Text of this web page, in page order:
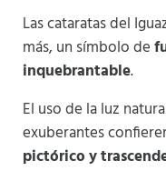
Las cataratas del
más, un símbolo de
inquebrantable.
El uso de la luz
exuberantes
pictórico y